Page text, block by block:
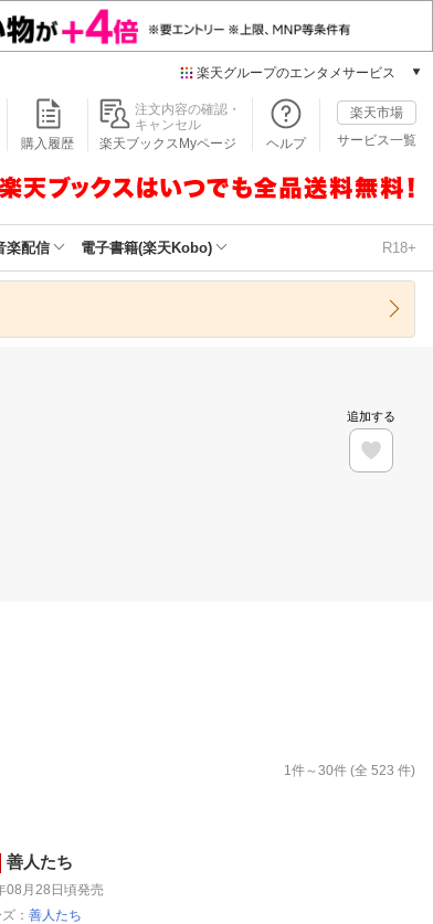
楽天グループのエンタメサービス
本/ゲーム/CD/DVD
楽天ブックス
楽天Kobo
楽天ミュージック
楽天TV
購入履歴
注文内容の確認・
キャンセル
楽天ブックスMyページ
ヘルプ
楽天市場
サービス一覧
楽配信 電子書籍(楽天Kobo) R18+
追加する
1 件～30件 (全 523 件)
善人たち
08月28日頃発売
： 善人たち